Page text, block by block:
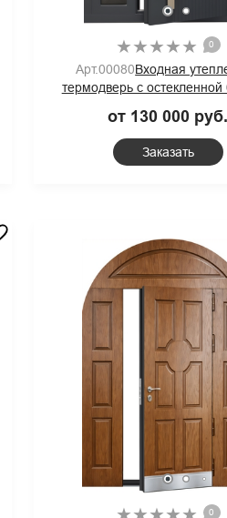
0
Арт.00080Входная
термодверь с остекленной
ручкой и панелями МДФ
от 130 000 руб.
Заказать
0